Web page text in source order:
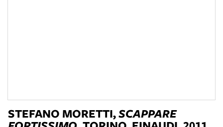
STEFANO MORETTI,SCAPPARE